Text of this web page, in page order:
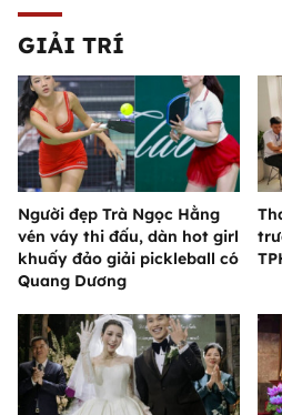
GIẢI TRÍ
Người đẹp Trà Ngọc Hằng
vén váy thi đấu, dàn hot girl
khuấy đảo giải pickleball có
Quang Dương